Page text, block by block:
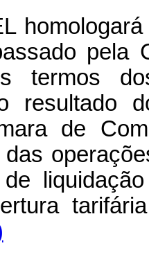
pela
resultado
de